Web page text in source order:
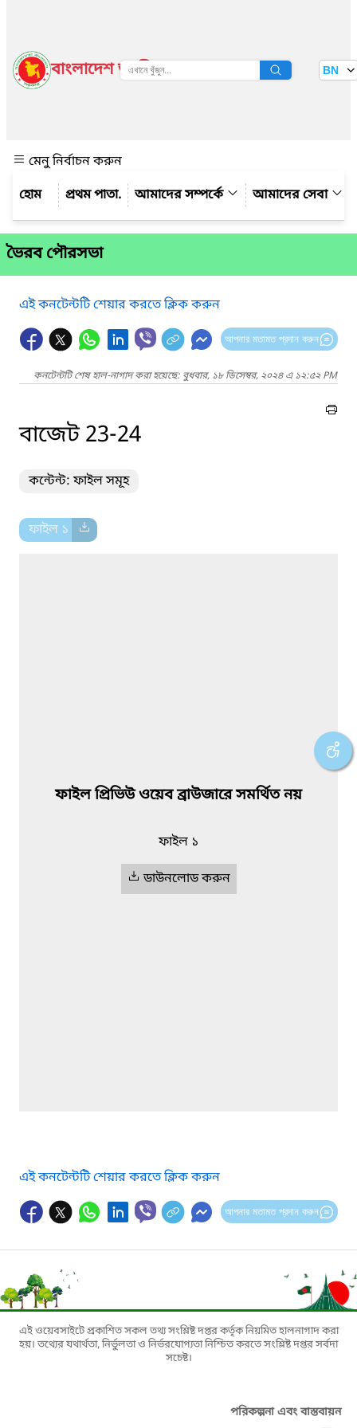
বাংলাদেশ জাতীয় তথ্য বাতায়ন BN
মেনু নির্বাচন করুন
প্রথম পাতা.
আমাদের সম্পর্কে আমাদের সেবা
ভৈরব পৌরসভা
এই কনটেন্টটি শেয়ার করতে ক্লিক করুন
আপনার মতামত প্রদান করুন
কনটেন্টটি শেষ হাল-নাগাদ করা হয়েছে: বুধবার, ১৮ ডিসেম্বর, ২০২৪ এ ১২:৫২ PM
বাজেট 23-24
কন্টেন্ট: ফাইল সমূহ
ফাইল ১
ফাইল প্রিভিউ ওয়েব ব্রাউজারে সমর্থিত নয়
ফাইল ১
ডাউনলোড করুন
এই কনটেন্টটি শেয়ার করতে ক্লিক করুন
আপনার মতামত প্রদান করুন
এই ওয়েবসাইটে প্রকাশিত সকল তথ্য সংশ্লিষ্ট দপ্তর কর্তৃক নিয়মিত হালনাগাদ করা
হয়। তথ্যের যথার্থতা, নির্ভুলতা ও নির্ভরযোগ্যতা নিশ্চিত করতে সংশ্লিষ্ট দপ্তর সর্বদা
সচেষ্ট।
পরিকল্পনা এবং বাস্তবায়ন